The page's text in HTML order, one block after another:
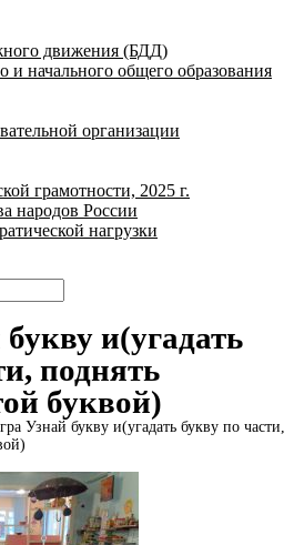
движения (БДД)
и начального общего образования
организации
грамотности, 2025 г.
народов России
нагрузки
и(угадать
поднять
буквой)
Узнай букву и(угадать букву по части,